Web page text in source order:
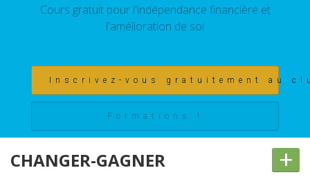
Cours gratuit pour l'indépendance financière et
l'amélioration de soi
Inscrivez-vous gratuitement au
Formations !
CHANGER-GAGNER +